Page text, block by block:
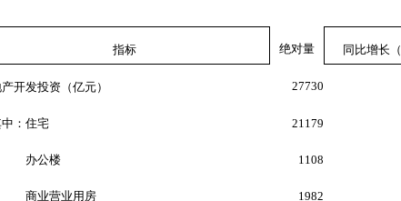
指标 绝对量 同比增长（
开发投资（亿元） 27730
：住宅 21179
公楼 1108
业营业用房 1982